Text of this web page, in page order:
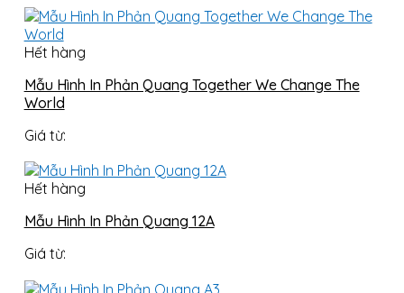
Hết hàng
Mẫu Hình In Phản Quang Together We Change The
World
Giá từ:
Hết hàng
Mẫu Hình In Phản Quang 12A
Giá từ: